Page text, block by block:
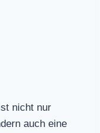
nicht nur
auch eine